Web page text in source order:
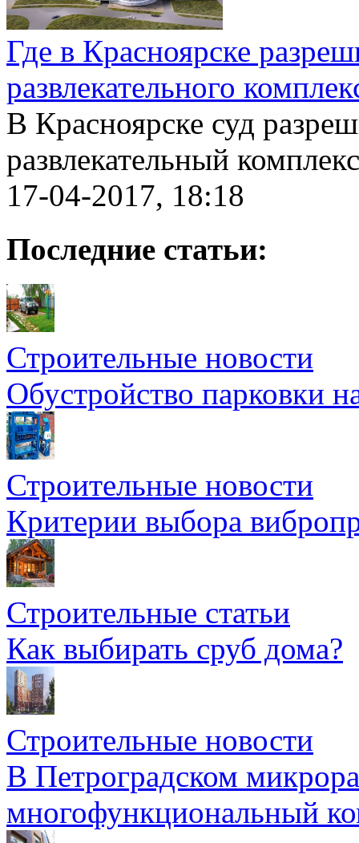
Где в Красноярске
развлекательного
В Красноярске суд
развлекательный
17-04-2017, 18:18
Последние статьи:
Строительные новости
Обустройство парковки
Строительные новости
Критерии выбора
Строительные статьи
Как выбирать сруб дома?
Строительные новости
В Петроградском
многофункциональный